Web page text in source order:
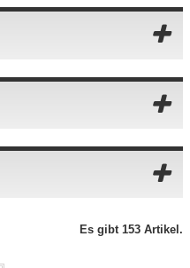
Es gibt 153 Artikel.